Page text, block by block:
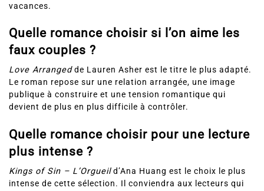
vacances.
Quelle romance choisir si l’on aime les
faux couples ?
Love Arrangedde Lauren Asher est le titre le plus adapté.
Le roman repose sur une relation arrangée, une image
publique à construire et une tension romantique qui
devient de plus en plus difficile à contrôler.
Quelle romance choisir pour une lecture
plus intense ?
Kings of Sin – L’Orgueild’Ana Huang est le choix le plus
intense de cette sélection. Il conviendra aux lecteurs qui